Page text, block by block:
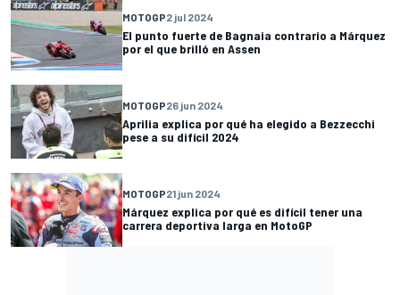
MOTOGP2 jul 2024
El punto fuerte de Bagnaia contrario a Márquez
por el que brilló en Assen
MOTOGP26 jun 2024
Aprilia explica por qué ha elegido a Bezzecchi
pese a su difícil 2024
MOTOGP21 jun 2024
Márquez explica por qué es difícil tener una
carrera deportiva larga en MotoGP